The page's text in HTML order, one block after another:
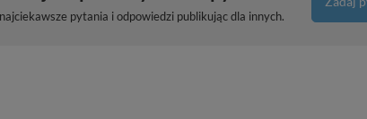
pytania i odpowiedzi publikując dla innych.